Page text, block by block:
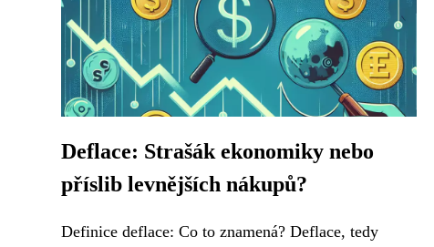
Deflace: Strašák ekonomiky nebo
příslib levnějších nákupů?
Definice deflace: Co to znamená? Deflace, tedy